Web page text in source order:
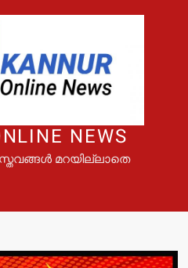
NEWS
മറയില്ലാതെ